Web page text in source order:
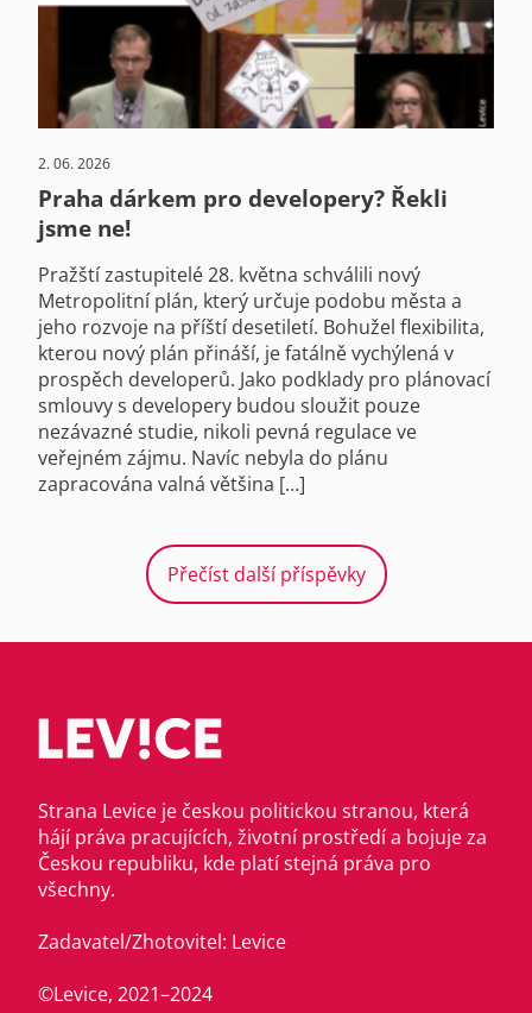
2. 06. 2026
Praha dárkem pro developery? Řekli
jsme ne!
Pražští zastupitelé 28. května schválili nový
Metropolitní plán, který určuje podobu města a
jeho rozvoje na příští desetiletí. Bohužel flexibilita,
kterou nový plán přináší, je fatálně vychýlená v
prospěch developerů. Jako podklady pro plánovací
smlouvy s developery budou sloužit pouze
nezávazné studie, nikoli pevná regulace ve
veřejném zájmu. Navíc nebyla do plánu
zapracována valná většina […]
Přečíst další příspěvky
Strana Levice je českou politickou stranou, která
hájí práva pracujících, životní prostředí a bojuje za
Českou republiku, kde platí stejná práva pro
všechny.
Zadavatel/Zhotovitel: Levice
©Levice, 2021–2024